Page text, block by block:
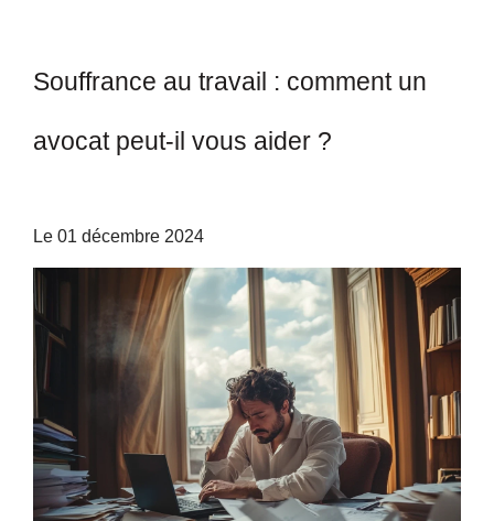
Souffrance au travail : comment un
avocat peut-il vous aider ?
Le 01 décembre 2024